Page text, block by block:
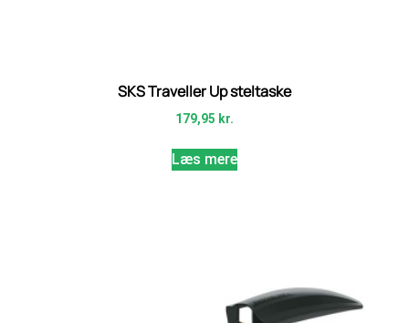
SKS Traveller Up steltaske
179,95 kr.
Læs mere